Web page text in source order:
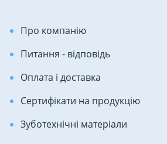
Про компанію
Питання - відповідь
Оплата і доставка
Сертифікати на продукцію
Зуботехнічні матеріали